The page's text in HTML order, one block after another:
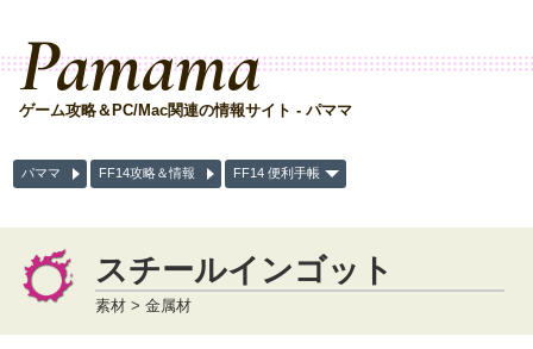
Pamama
ゲーム攻略＆PC/Mac関連の情報サイト - パママ
パママ FF14攻略＆情報 FF14 便利手帳
スチールインゴット
素材 > 金属材